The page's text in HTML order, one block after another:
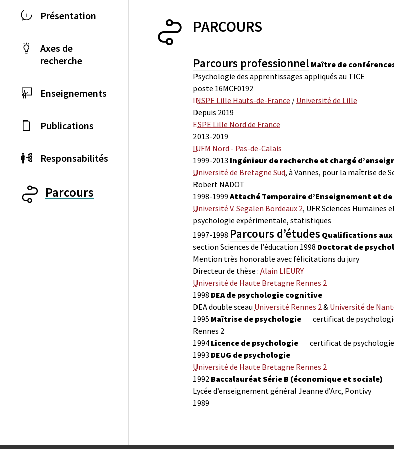
Présentation
Axes de
recherche
Enseignements
Publications
Responsabilités
Parcours
PARCOURS
Parcours professionnel Maître de
Psychologie des apprentissages appliqués au TICE
poste 16MCF0192
INSPE Lille Hauts-de-France / Université de Lille
Depuis 2019
ESPE Lille Nord de France
2013-2019
IUFM Nord - Pas-de-Calais
1999-2013 Ingénieur de recherche et chargé
Université de Bretagne Sud, à Vannes, pour la maîtrise de
Robert NADOT
1998-1999 Attaché Temporaire d’Enseignement et de
Université V. Segalen Bordeaux 2, UFR Sciences Humaines
psychologie expérimentale, statistiques
1997-1998 Parcours d’études Qualifications
section Sciences de l’éducation 1998 Doctorat de
Mention très honorable avec félicitations du jury
Directeur de thèse : Alain LIEURY
Université de Haute Bretagne Rennes 2
1998 DEA de psychologie cognitive
DEA double sceau Université Rennes 2& Université de
1995 Maîtrise de psychologie certificat de
Rennes 2
1994 Licence de psychologie certificat de psychologie
1993 DEUG de psychologie
Université de Haute Bretagne Rennes 2
1992 Baccalauréat Série B (économique et sociale)
Lycée d’enseignement général Jeanne d’Arc, Pontivy
1989